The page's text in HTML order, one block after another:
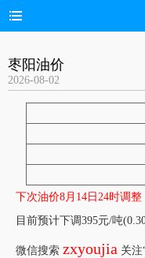
枣阳油价
2026-08-02
下次油价8月14日24时调整
目前预计下调395元/吨
微信搜索 zxyoujia 关